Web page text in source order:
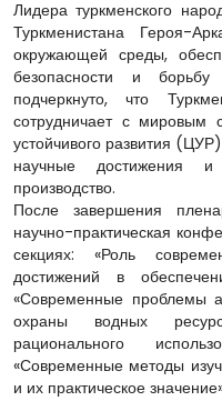
Лидера туркменского
Туркменистана Героя-
окружающей среды,
безопасности и
подчеркнуто, что
сотрудничает с мировым
устойчивого развития
научные достижения
производство.
После завершения
научно-практическая
секциях: «Роль
достижений в
«Современные проблемы
охраны водных
рационального
«Современные методы
и их практическое